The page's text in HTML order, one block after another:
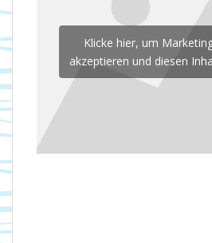
Klicke hier, um
akzeptieren und diesen